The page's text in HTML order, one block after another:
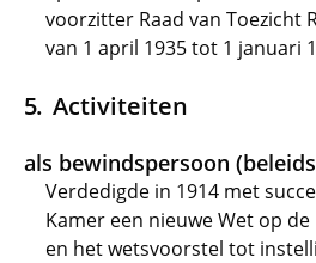
voorzitter Raad van Toezicht
van 1 april 1935 tot 1 januari
Activiteiten
als bewindspersoon
Verdedigde in 1914 met
Kamer een nieuwe Wet op
en het wetsvoorstel tot